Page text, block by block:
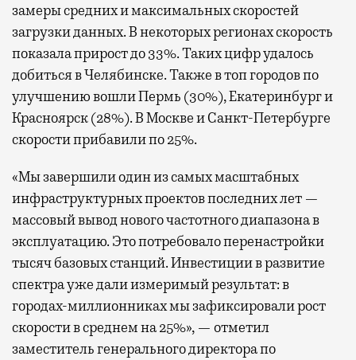
замеры средних и максимальных скоростей
загрузки данных. В некоторых регионах скорость
показала прирост до 33%. Таких цифр удалось
добиться в Челябинске. Также в топ городов по
улучшению вошли Пермь (30%), Екатеринбург и
Красноярск (28%). В Москве и Санкт-Петербурге
скорости прибавили по 25%.
«Мы завершили один из самых масштабных
инфраструктурных проектов последних лет —
массовый вывод нового частотного диапазона в
эксплуатацию. Это потребовало перенастройки
тысяч базовых станций. Инвестиции в развитие
спектра уже дали измеримый результат: в
городах-миллионниках мы зафиксировали рост
скорости в среднем на 25%», — отметил
заместитель генерального директора по